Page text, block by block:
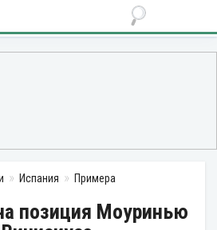
Испания Примера
позиция Моуринью